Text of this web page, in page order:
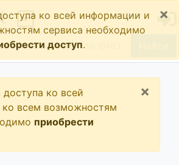
ко всей информации и
сервиса необходимо
доступ.
×
ко всей
всем возможностям
приобрести
×